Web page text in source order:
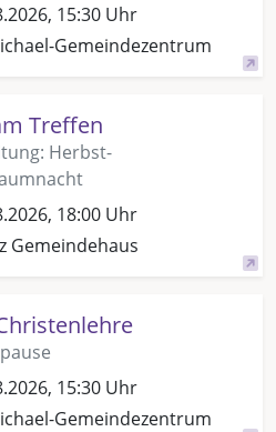
15:30 Uhr
Gemeindezentrum
Treffen
Herbst-
18:00 Uhr
Gemeindehaus
15:30 Uhr
Gemeindezentrum